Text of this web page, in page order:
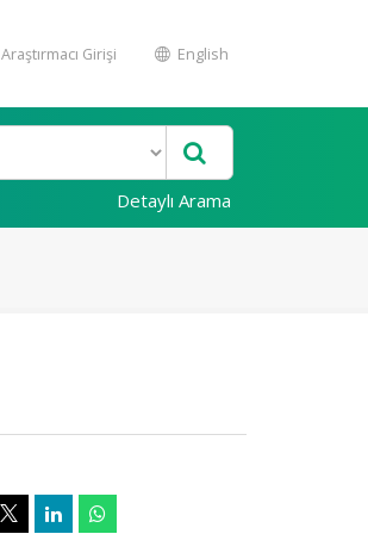
Araştırmacı Girişi English
Detaylı Arama